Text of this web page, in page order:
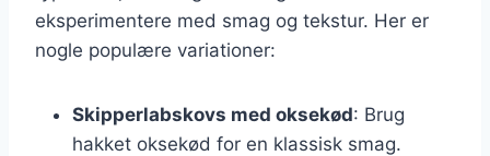
eksperimentere med smag og tekstur. Her er
nogle populære variationer:
Skipperlabskovs med oksekød: Brug
hakket oksekød for en klassisk smag.